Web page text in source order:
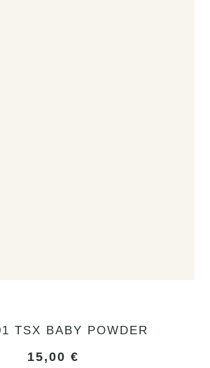
TSX BABY POWDER
15,00 €